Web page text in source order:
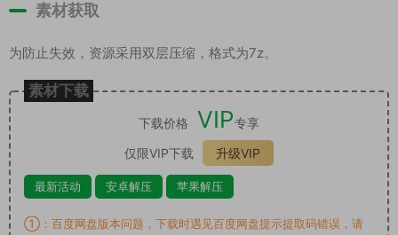
素材获取
为防止失效，资源采用双层压缩，格式为7z。
素材下载
下载价格 VIP专享
仅限VIP下载
升级VIP
最新活动 安卓解压 苹果解压
①：百度网盘版本问题，下载时遇见百度网盘提示提取码错误，请